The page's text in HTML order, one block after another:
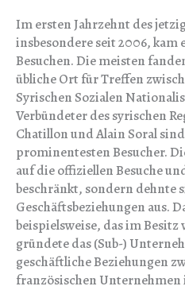
Im ersten Jahrzehnt des
insbesondere seit 2006, kam
Besuchen. Die meisten
übliche Ort für Treffen
Syrischen Sozialen
Verbündeter des syrischen
Chatillon und Alain Soral
prominentesten Besucher.
auf die offiziellen Besuche
beschränkt, sondern dehnte
Geschäftsbeziehungen aus.
beispielsweise, das im
gründete das (Sub-)
geschäftliche Beziehungen
französischen Unternehmen